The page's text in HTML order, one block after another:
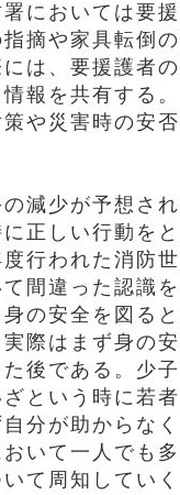
においては要援
摘や家具転倒の
は、要援護者の
報を共有する。
や災害時の安否
減少が予想され
正しい行動をと
行われた消防世
間違った認識を
の安全を図ると
際はまず身の安
後である。少子
という時に若者
分が助からなく
いて一人でも多
て周知していく